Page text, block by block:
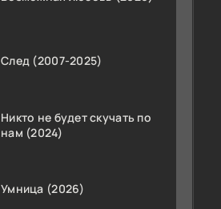
След (2007-2025)
Никто не будет скучать по
нам (2024)
Умница (2026)